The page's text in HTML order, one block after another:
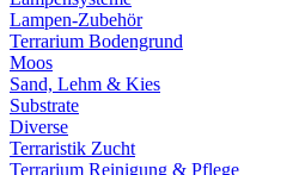
Lampen-Zubehör
Terrarium Bodengrund
Moos
Sand, Lehm & Kies
Substrate
Diverse
Terraristik Zucht
Terrarium Reinigung & Pflege